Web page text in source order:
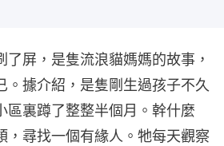
了屏，是隻流浪貓媽媽的故事，
。據介紹，是隻剛生過孩子不久
區裏蹲了整整半個月。幹什麼
，尋找一個有緣人。牠每天觀察